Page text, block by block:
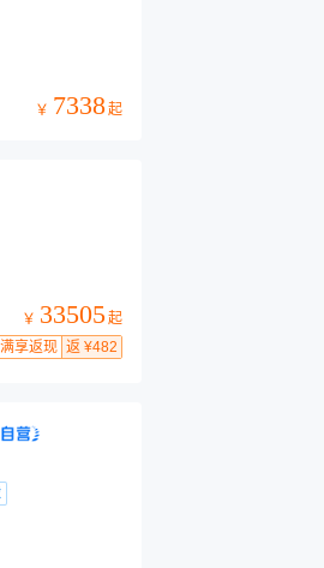
￥ 7338起
￥ 33505起
享返现 返 ¥482